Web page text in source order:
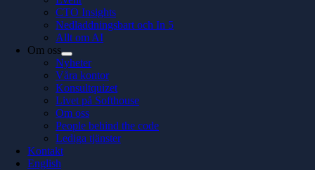
CTO Insights
Nedladdningsbart och In 5
Allt om AI
Om oss
Nyheter
Våra kontor
Konsultquizet
Livet på Softhouse
Om oss
People behind the code
Lediga tjänster
Kontakt
English